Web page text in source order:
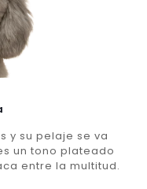
y su pelaje se va
un tono plateado
entre la multitud.